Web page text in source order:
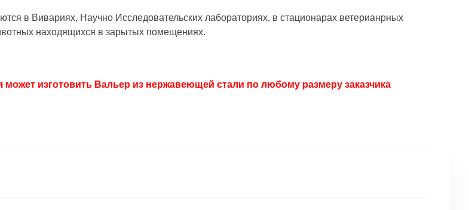
в Вивариях, Научно Исследовательских лабораториях, в стационарах ветерианрных
находящихся в зарытых помещениях.
изготовить Вальер из нержавеющей стали по любому размеру заказчика